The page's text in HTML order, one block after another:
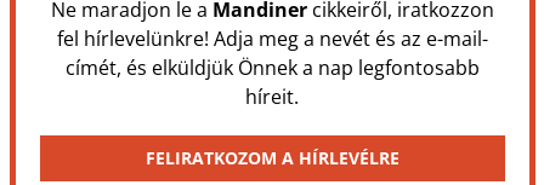
Ne maradjon le a Mandinercikkeiről, iratkozzon
fel hírlevelünkre! Adja meg a nevét és az e-mail-
címét, és elküldjük Önnek a nap legfontosabb
híreit.
FELIRATKOZOM A HÍRLEVÉLRE